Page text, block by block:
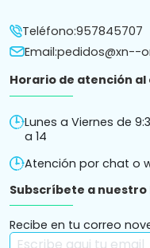
Teléfono:957845707
Email:pedidos@xn--
Horario de atención al
Lunes a Viernes de
a 14
Atención por chat o
Subscríbete a
Recibe en tu correo